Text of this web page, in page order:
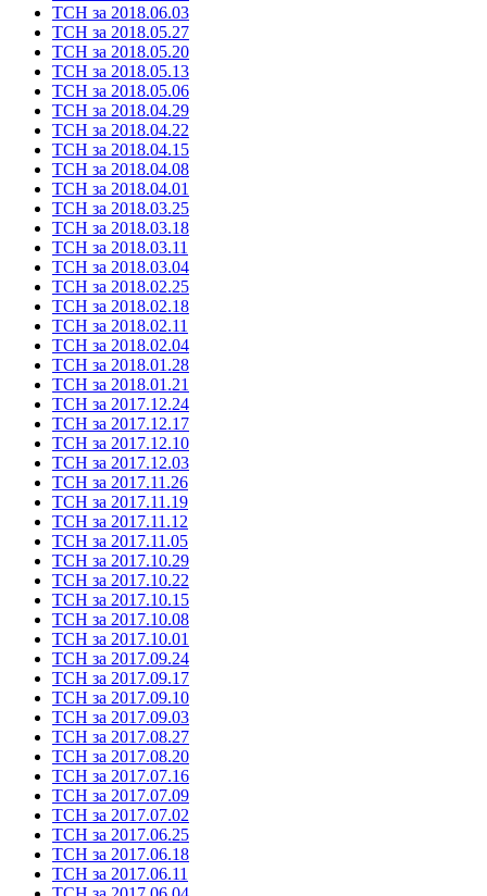
ТСН за 2018.06.03
ТСН за 2018.05.27
ТСН за 2018.05.20
ТСН за 2018.05.13
ТСН за 2018.05.06
ТСН за 2018.04.29
ТСН за 2018.04.22
ТСН за 2018.04.15
ТСН за 2018.04.08
ТСН за 2018.04.01
ТСН за 2018.03.25
ТСН за 2018.03.18
ТСН за 2018.03.11
ТСН за 2018.03.04
ТСН за 2018.02.25
ТСН за 2018.02.18
ТСН за 2018.02.11
ТСН за 2018.02.04
ТСН за 2018.01.28
ТСН за 2018.01.21
ТСН за 2017.12.24
ТСН за 2017.12.17
ТСН за 2017.12.10
ТСН за 2017.12.03
ТСН за 2017.11.26
ТСН за 2017.11.19
ТСН за 2017.11.12
ТСН за 2017.11.05
ТСН за 2017.10.29
ТСН за 2017.10.22
ТСН за 2017.10.15
ТСН за 2017.10.08
ТСН за 2017.10.01
ТСН за 2017.09.24
ТСН за 2017.09.17
ТСН за 2017.09.10
ТСН за 2017.09.03
ТСН за 2017.08.27
ТСН за 2017.08.20
ТСН за 2017.07.16
ТСН за 2017.07.09
ТСН за 2017.07.02
ТСН за 2017.06.25
ТСН за 2017.06.18
ТСН за 2017.06.11